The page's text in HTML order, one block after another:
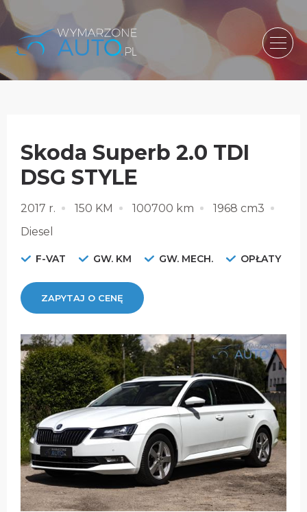
Skoda Superb 2.0 TDI
DSG STYLE
2017 r. 150 KM 100700 km
1968 cm3
Diesel
F-VAT GW. KM GW. MECH. OPŁATY
ZAPYTAJ O CENĘ